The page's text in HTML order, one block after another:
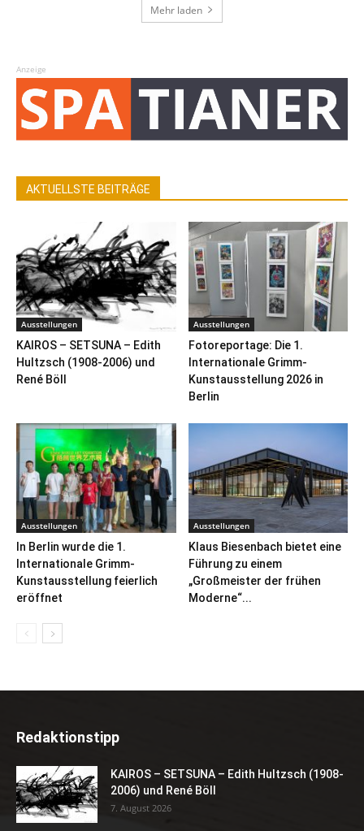
Mehr laden
Anzeige
AKTUELLSTE BEITRÄGE
Ausstellungen
KAIROS – SETSUNA – Edith
Hultzsch (1908-2006) und
René Böll
Ausstellungen
Fotoreportage: Die 1.
Internationale Grimm-
Kunstausstellung 2026 in
Berlin
Ausstellungen
In Berlin wurde die 1.
Internationale Grimm-
Kunstausstellung feierlich
eröffnet
Ausstellungen
Klaus Biesenbach bietet eine
Führung zu einem
„Großmeister der frühen
Moderne“...
Redaktionstipp
KAIROS – SETSUNA – Edith Hultzsch (1908-
2006) und René Böll
7. August 2026